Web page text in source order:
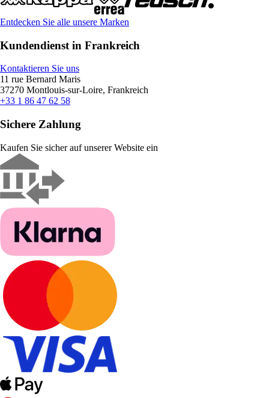
Entdecken Sie alle unsere Marken
Kundendienst in Frankreich
Kontaktieren Sie uns
11 rue Bernard Maris
37270 Montlouis-sur-Loire, Frankreich
+33 1 86 47 62 58
Sichere Zahlung
Kaufen Sie sicher auf unserer Website ein